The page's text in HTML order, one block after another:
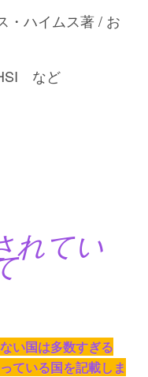
・ハイムス著 / お
など
れてい
い国は多数すぎる
ている国を記載しま